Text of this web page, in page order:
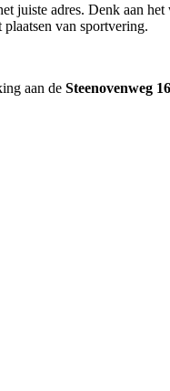
juiste adres. Denk aan
plaatsen van sportvering.
aan de Steenovenweg